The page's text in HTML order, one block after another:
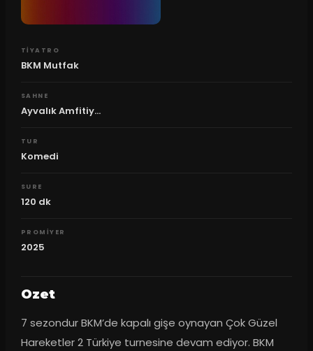
TIYATRO
BKM Mutfak
SAHNE
Ayvalık Amfitiy...
TUR
Komedi
SURE
120 dk
PROMIYER
2025
Ozet
7 sezondur BKM’de kapalı gişe oynayan Çok Güzel
Hareketler 2 Türkiye turnesine devam ediyor. BKM